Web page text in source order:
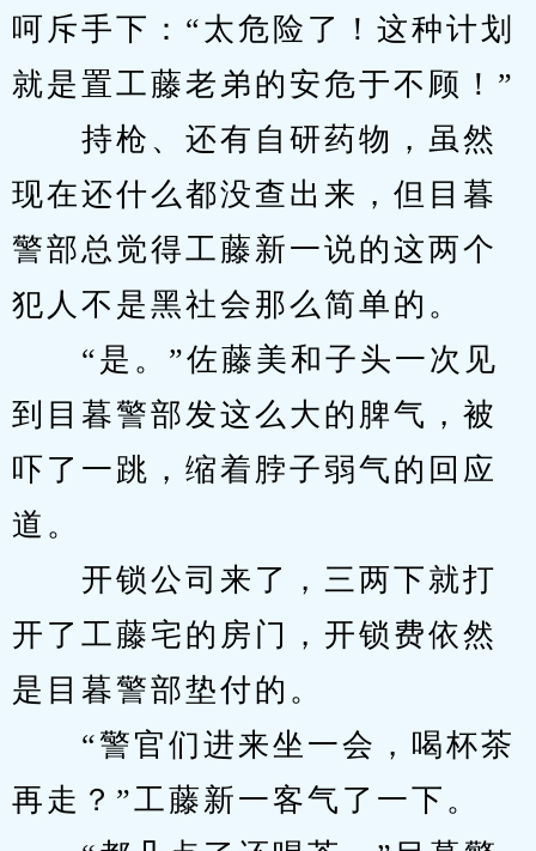
呵斥手下：“太危险了！这种计划
就是置工藤老弟的安危于不顾！”
持枪、还有自研药物，虽然
现在还什么都没查出来，但目暮
警部总觉得工藤新一说的这两个
犯人不是黑社会那么简单的。
“是。”佐藤美和子头一次见
到目暮警部发这么大的脾气，被
吓了一跳，缩着脖子弱气的回应
道。
开锁公司来了，三两下就打
开了工藤宅的房门，开锁费依然
是目暮警部垫付的。
“警官们进来坐一会，喝杯茶
再走？”工藤新一客气了一下。